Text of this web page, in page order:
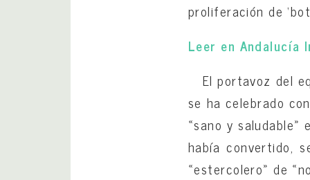
proliferación de
Leer en Andalucía
El portavoz del
se ha celebrado
«sano y
había convertido,
«estercolero» de